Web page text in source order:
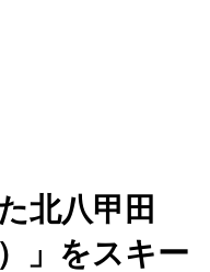
北八甲田
」をスキー